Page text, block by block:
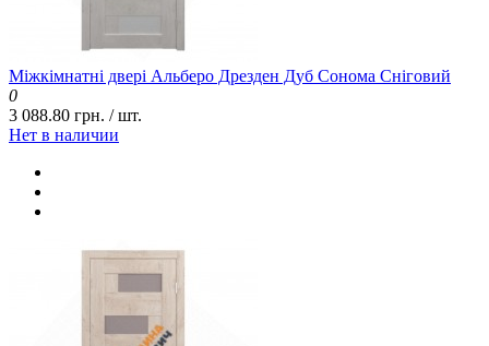
Міжкімнатні двері Альберо Дрезден Дуб Сонома Сніговий
0
3 088.80 грн. / шт.
Нет в наличии